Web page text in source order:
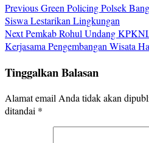
PreviousGreen Policing Polsek
Siswa Lestarikan Lingkungan
NextPemkab Rohul Undang
Kerjasama Pengembangan Wisata
Tinggalkan Balasan
Alamat email Anda tidak akan
ditandai *